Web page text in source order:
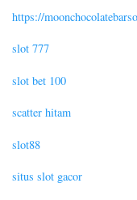
https://
slot 777
slot bet 100
scatter hitam
slot88
situs slot gacor